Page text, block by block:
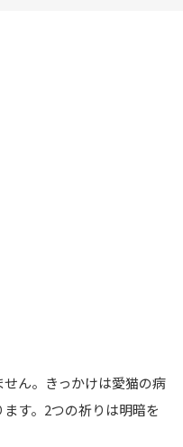
ん。きっかけは愛猫の病
す。2つの祈りは明暗を